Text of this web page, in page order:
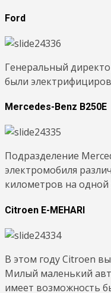
Ford
Генеральный
были
Mercedes-Benz B250E
Подразделение
электромобиля
километров на одной
Citroen E-MEHARI
В этом году Citroen
Милый маленький
имеет возможность